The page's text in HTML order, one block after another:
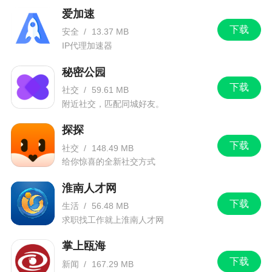
下载
爱加速
安全 /
13.37 MB
IP代理加速器
下载
秘密公园
社交 /
59.61 MB
附近社交，匹配同城好友。
下载
探探
社交 /
148.49 MB
给你惊喜的全新社交方式
下载
淮南人才网
生活 /
56.48 MB
求职找工作就上淮南人才网
下载
掌上瓯海
新闻 /
167.29 MB